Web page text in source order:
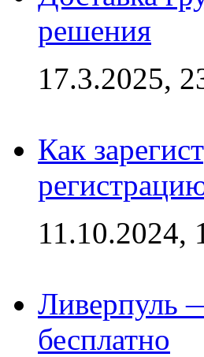
решения
17.3.2025,
Как
11.10.2024,
Ливерпуль
бесплатно